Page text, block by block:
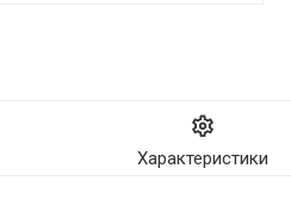
Характеристики